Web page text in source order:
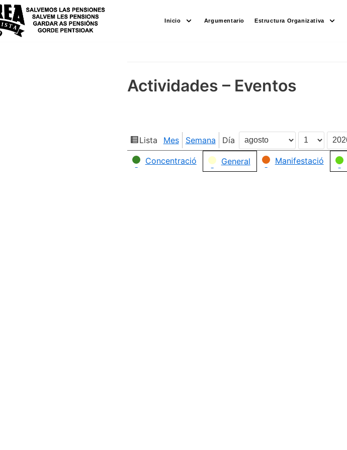
Saltar
al
contenido
Inicio Argumentario Estructura Organizativa
Actividades – Eventos
Ver
como
Lista Mes Semana Día
Mes
Día
Año
Categorías
Concentració General Manifestació